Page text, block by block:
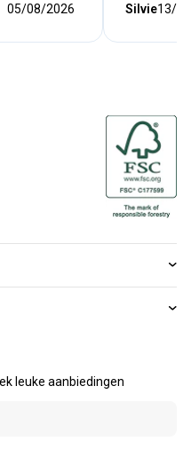
05/08/2026 Silvie13/
leuke aanbiedingen